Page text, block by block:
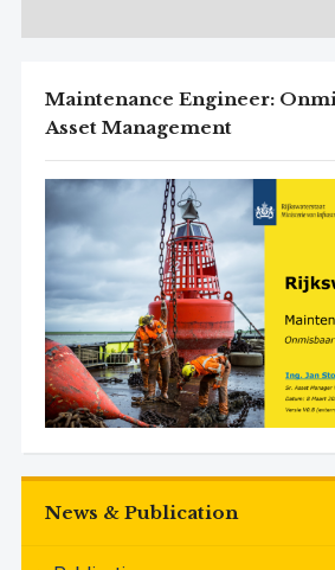
Maintenance Engineer:
Asset Management
News & Publication